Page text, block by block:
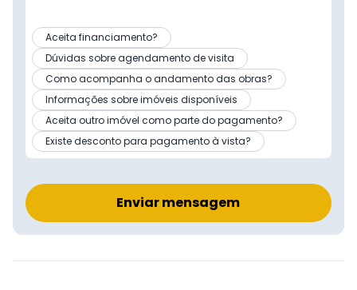
Aceita financiamento?
Dúvidas sobre agendamento de visita
Como acompanha o andamento das obras?
Informações sobre imóveis disponíveis
Aceita outro imóvel como parte do pagamento?
Existe desconto para pagamento à vista?
Enviar mensagem